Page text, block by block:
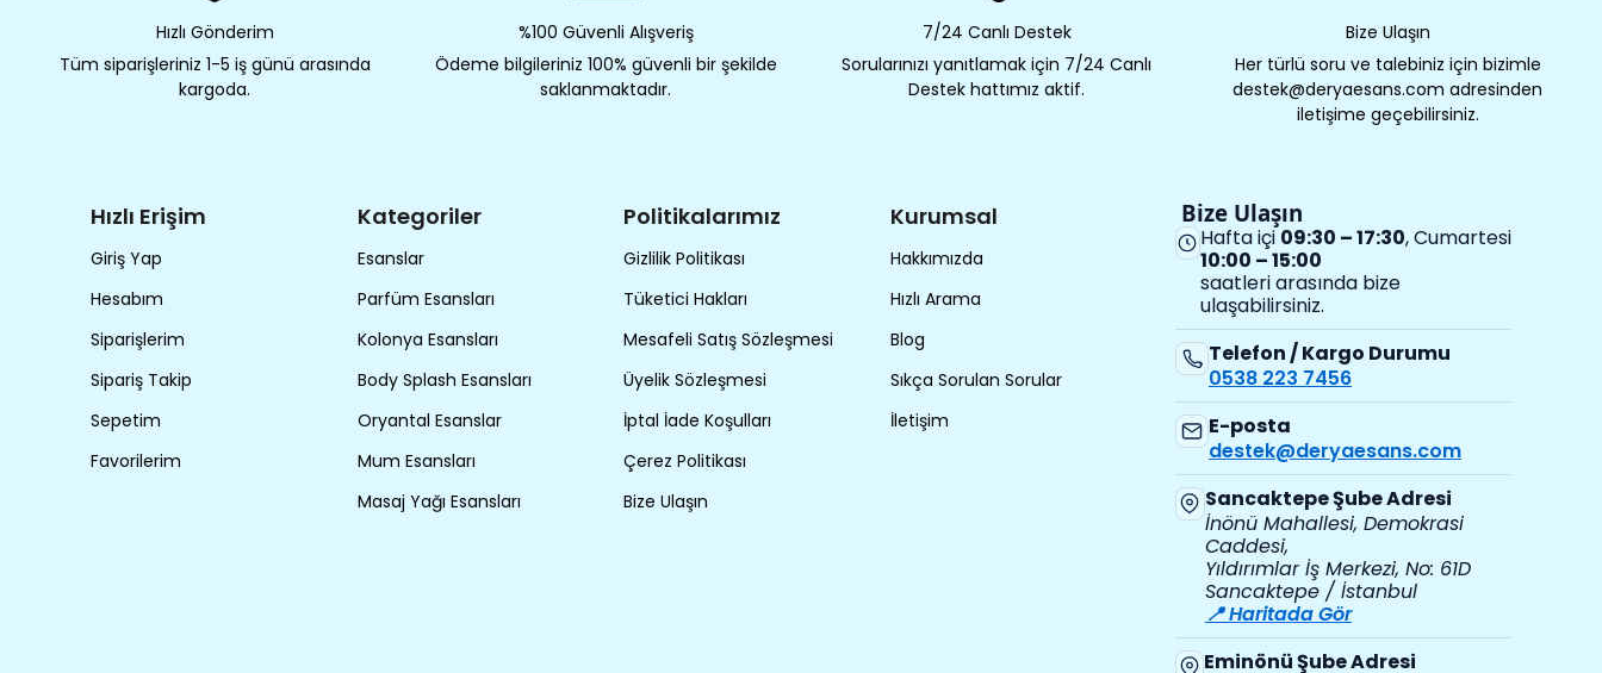
Hızlı Gönderim
Tüm siparişleriniz 1-5 iş günü arasında
kargoda.
%100 Güvenli Alışveriş
Ödeme bilgileriniz 100% güvenli bir şekilde
saklanmaktadır.
7/24 Canlı Destek
Sorularınızı yanıtlamak için 7/24 Canlı
Destek hattımız aktif.
Bize Ulaşın
Her türlü soru ve talebiniz için bizimle
destek@deryaesans.com adresinden
iletişime geçebilirsiniz.
Hızlı Erişim
Giriş Yap
Hesabım
Siparişlerim
Sipariş Takip
Sepetim
Favorilerim
Kategoriler
Esanslar
Parfüm Esansları
Kolonya Esansları
Body Splash Esansları
Oryantal Esanslar
Mum Esansları
Masaj Yağı Esansları
Politikalarımız
Gizlilik Politikası
Tüketici Hakları
Mesafeli Satış Sözleşmesi
Üyelik Sözleşmesi
İptal İade Koşulları
Çerez Politikası
Bize Ulaşın
Kurumsal
Hakkımızda
Hızlı Arama
Blog
Sıkça Sorulan Sorular
İletişim
Bize Ulaşın
Hafta içi 09:30 – 17:30, Cumartesi
10:00 – 15:00
saatleri arasında bize
ulaşabilirsiniz.
Telefon / Kargo Durumu
0538 223 7456
E-posta
destek@deryaesans.com
Sancaktepe Şube Adresi
İnönü Mahallesi, Demokrasi
Caddesi,
Yıldırımlar İş Merkezi, No: 61D
Sancaktepe / İstanbul
📍 Haritada Gör
Eminönü Şube Adresi